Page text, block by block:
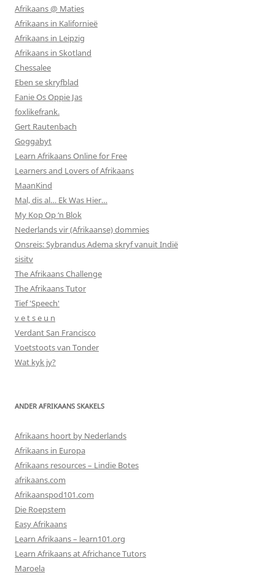
Afrikaans @ Maties
Afrikaans in Kalifornieë
Afrikaans in Leipzig
Afrikaans in Skotland
Chessalee
Eben se skryfblad
Fanie Os Oppie Jas
foxlikefrank.
Gert Rautenbach
Goggabyt
Learn Afrikaans Online for Free
Learners and Lovers of Afrikaans
MaanKind
Mal, dis al… Ek Was Hier…
My Kop Op ‘n Blok
Nederlands vir (Afrikaanse) dommies
Onsreis: Sybrandus Adema skryf vanuit Indië
sisitv
The Afrikaans Challenge
The Afrikaans Tutor
Tief 'Speech'
v e t s e u n
Verdant San Francisco
Voetstoots van Tonder
Wat kyk jy?
ANDER AFRIKAANS SKAKELS
Afrikaans hoort by Nederlands
Afrikaans in Europa
Afrikaans resources – Lindie Botes
afrikaans.com
Afrikaanspod101.com
Die Roepstem
Easy Afrikaans
Learn Afrikaans – learn101.org
Learn Afrikaans at Africhance Tutors
Maroela